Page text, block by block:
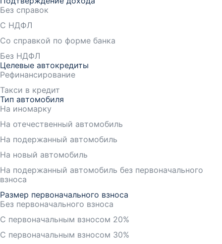
Без справок
С НДФЛ
Со справкой по форме банка
Без НДФЛ
Целевые автокредиты
Рефинансирование
Такси в кредит
Тип автомобиля
На иномарку
На отечественный автомобиль
На подержанный автомобиль
На новый автомобиль
На подержанный автомобиль без первоначального
взноса
Размер первоначального взноса
Без первоначального взноса
С первоначальным взносом 20%
С первоначальным взносом 30%